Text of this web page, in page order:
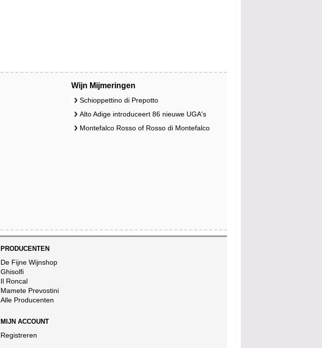
Wijn Mijmeringen
Schioppettino di Prepotto
Alto Adige introduceert 86 nieuwe UGA's
Montefalco Rosso of Rosso di Montefalco
PRODUCENTEN
De Fijne Wijnshop
Ghisolfi
Il Roncal
Mamete Prevostini
Alle Producenten
MIJN ACCOUNT
Registreren